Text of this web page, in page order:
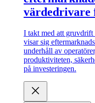
värdedrivare
I takt med att gruvdrift
visar sig
underhåll av
produktiviteten,
på investeringen.